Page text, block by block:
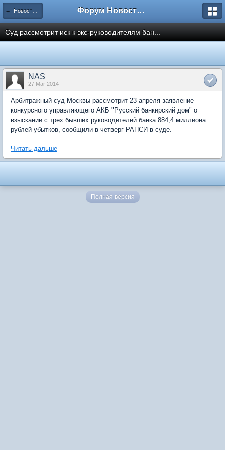
← Новости рынка недвижимости Форум Новостройки
Суд рассмотрит иск к экс-руководителям бан...
NAS
27 Mar 2014
Арбитражный суд Москвы рассмотрит 23 апреля заявление
конкурсного управляющего АКБ "Русский банкирский дом" о
взыскании с трех бывших руководителей банка 884,4 миллиона
рублей убытков, сообщили в четверг РАПСИ в суде.
Читать дальше
Полная версия